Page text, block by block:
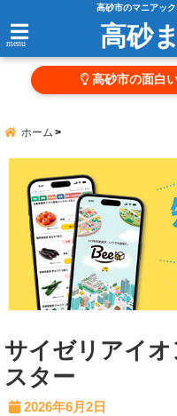
高砂市のマニアッ
menu 高砂
高砂市の面白
ホーム
サイゼリアイ
スター
2026年6月2日